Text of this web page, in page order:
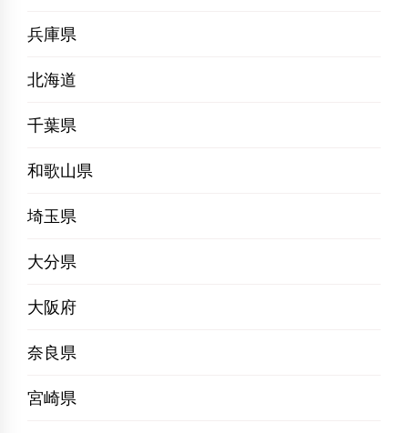
兵庫県
北海道
千葉県
和歌山県
埼玉県
大分県
大阪府
奈良県
宮崎県